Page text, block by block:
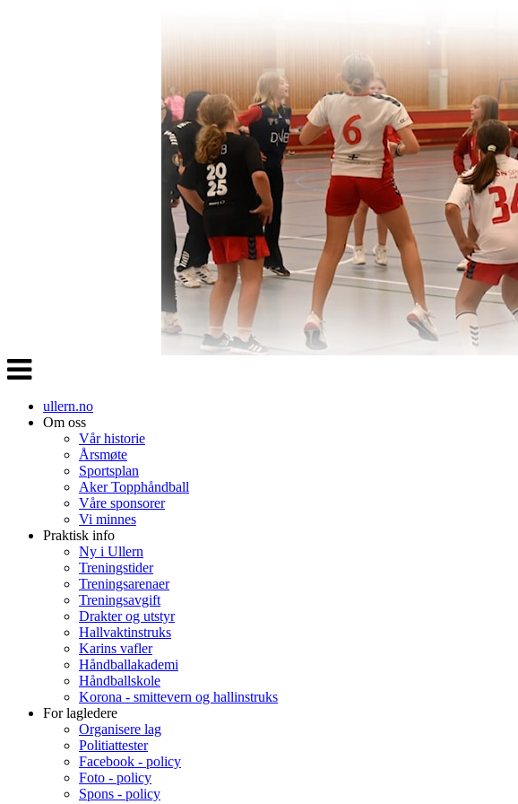
Veksle
navigasjon
ullern.no
Om oss
Vår historie
Årsmøte
Sportsplan
Aker Topphåndball
Våre sponsorer
Vi minnes
Praktisk info
Ny i Ullern
Treningstider
Treningsarenaer
Treningsavgift
Drakter og utstyr
Hallvaktinstruks
Karins vafler
Håndballakademi
Håndballskole
Korona - smittevern og hallinstruks
For lagledere
Organisere lag
Politiattester
Facebook - policy
Foto - policy
Spons - policy